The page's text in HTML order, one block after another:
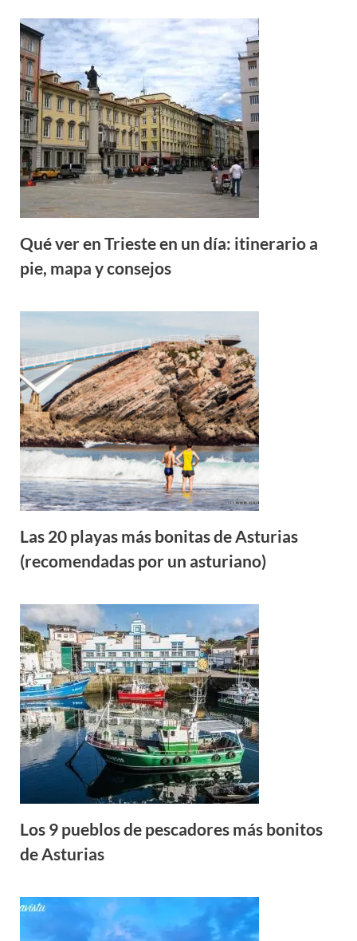
Qué ver en Trieste en un día: itinerario a
pie, mapa y consejos
Las 20 playas más bonitas de Asturias
(recomendadas por un asturiano)
Los 9 pueblos de pescadores más bonitos
de Asturias